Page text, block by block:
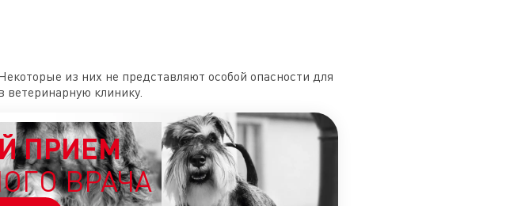
из них не представляют особой опасности для
ветеринарную клинику.
ПРИЕМ
ВРАЧА